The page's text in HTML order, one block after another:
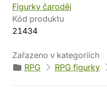
Figurky čaroděj
Kód produktu
21434
Zařazeno v kategoriích
RPG
RPG figurky